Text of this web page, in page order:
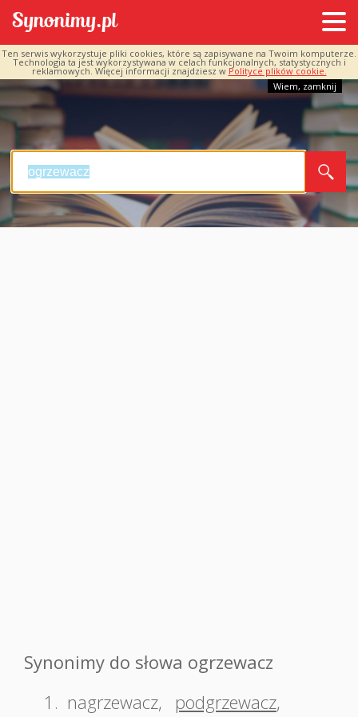
Ten serwis wykorzystuje pliki cookies, które są zapisywane na Twoim komputerze.
Technologia ta jest wykorzystywana w celach funkcjonalnych, statystycznych i
reklamowych. Więcej informacji znajdziesz w Polityce plików cookie.
Wiem, zamknij
Synonimy do słowa ogrzewacz
1. nagrzewacz, podgrzewacz,